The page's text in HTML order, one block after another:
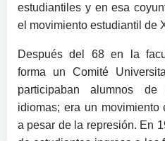
estudiantiles y en esa
el movimiento estudiantil de
Después del 68 en la
forma un Comité
participaban alumnos
idiomas; era un movimiento
a pesar de la represión. En